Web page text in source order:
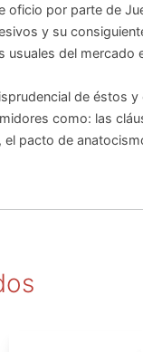
oficio por parte de
y su
usuales del
de éstos
como: las
pacto de